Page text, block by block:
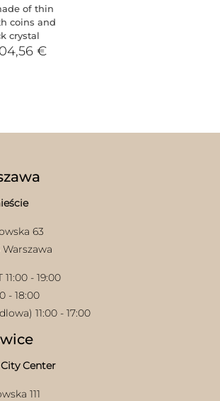
of thin
coins and
crystal
€
63
11:00 - 19:00
- 18:00
11:00 - 17:00
Center
111